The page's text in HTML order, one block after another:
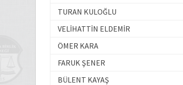
TURAN KULOĞLU
VELİHATTİN ELDEMİR
ÖMER KARA
FARUK ŞENER
BÜLENT KAYAŞ